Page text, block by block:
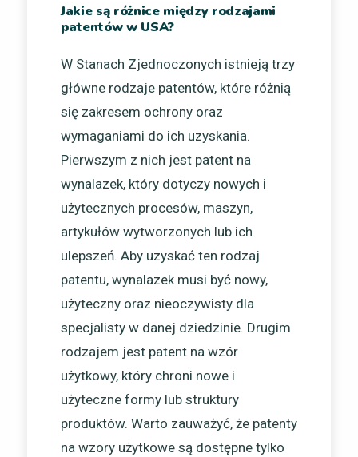
Jakie są różnice między rodzajami
patentów w USA?
W Stanach Zjednoczonych istnieją trzy
główne rodzaje patentów, które różnią
się zakresem ochrony oraz
wymaganiami do ich uzyskania.
Pierwszym z nich jest patent na
wynalazek, który dotyczy nowych i
użytecznych procesów, maszyn,
artykułów wytworzonych lub ich
ulepszeń. Aby uzyskać ten rodzaj
patentu, wynalazek musi być nowy,
użyteczny oraz nieoczywisty dla
specjalisty w danej dziedzinie. Drugim
rodzajem jest patent na wzór
użytkowy, który chroni nowe i
użyteczne formy lub struktury
produktów. Warto zauważyć, że patenty
na wzory użytkowe są dostępne tylko